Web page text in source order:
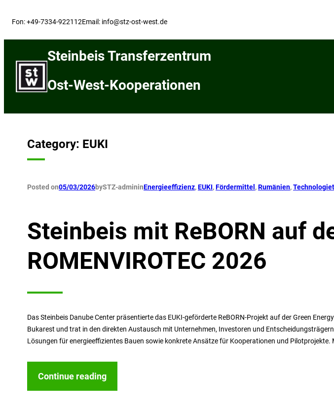
Fon: +49-7334-922112Email: info@stz-ost-west.de
Steinbeis Transferzentrum
Ost-West-Kooperationen
Category: EUKI
Posted on05/03/2026bySTZ-admininEnergieeffizienz, EUKI, Fördermittel , Rumänien,
Steinbeis mit ReBORN auf
ROMENVIROTEC 2026
Das Steinbeis Danube Center präsentierte das EUKI-geförderte ReBORN-Projekt auf der Green
Bukarest und trat in den direkten Austausch mit Unternehmen, Investoren und
Lösungen für energieeffizientes Bauen sowie konkrete Ansätze für Kooperationen und Pilotprojekte.
Continue reading